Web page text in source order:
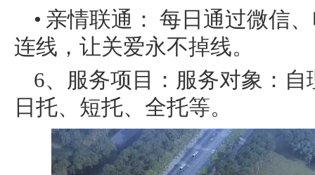
• 亲情联通： 每日通过微信
连线，让关爱永不掉线。
6、服务项目：服务对象：
日托、短托、全托等。